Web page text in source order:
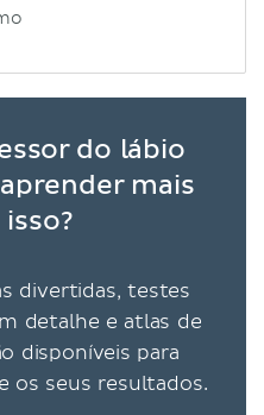
do lábio
mais
divertidas, testes
detalhe e atlas de
disponíveis para
os seus resultados.